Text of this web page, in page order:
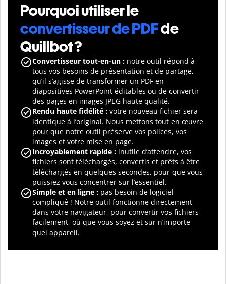
Pourquoi utiliser le
convertisseur de PDFde
Quillbot ?
Convertisseur tout-en-un : notre outil répond à
tous vos besoins de présentation et de partage,
qu’il s’agisse de transformer un PDF en
diapositives PowerPoint éditables ou de convertir
des pages en images JPEG haute qualité.
Rendu haute fidélité : votre nouveau fichier sera
identique à l’original. Nous mettons tout en œuvre
pour que notre outil préserve vos polices, vos
images et votre mise en page.
Incroyablement rapide : inutile d’attendre, vos
fichiers sont téléchargés, convertis et prêts à être
téléchargés en quelques secondes, pour que vous
puissiez vous concentrer sur l’essentiel.
Simple et en ligne : pas besoin de logiciel
compliqué ! Notre outil fonctionne directement
dans votre navigateur, pour convertir vos fichiers
facilement, où que vous soyez et sur n’importe
quel appareil.